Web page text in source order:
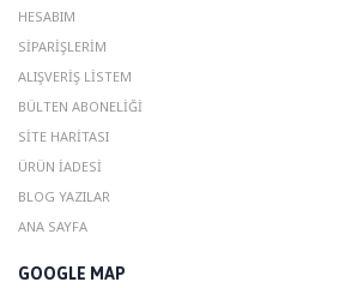
HESABIM
SIPARIŞLERIM
ALIŞVERIŞ LISTEM
BÜLTEN ABONELIĞI
SITE HARITASI
ÜRÜN İADESI
BLOG YAZILAR
ANA SAYFA
GOOGLE MAP